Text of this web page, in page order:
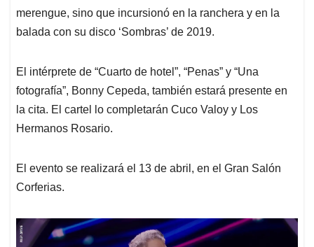
merengue, sino que incursionó en la ranchera y en la
balada con su disco ‘Sombras’ de 2019.
El intérprete de “Cuarto de hotel”, “Penas” y “Una
fotografía”, Bonny Cepeda, también estará presente en
la cita. El cartel lo completarán Cuco Valoy y Los
Hermanos Rosario.
El evento se realizará el 13 de abril, en el Gran Salón
Corferias.